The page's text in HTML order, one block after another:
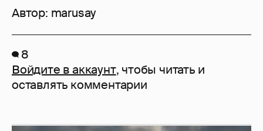
Автор: marusay
8
Войдите в аккаунт, чтобы читать и
оставлять комментарии